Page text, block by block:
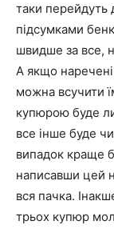
таки перейдуть
підсумками
швидше за все,
А якщо
можна всучити
купюрою буде
все інше буде
випадок краще
написавши цей
вся пачка.
трьох купюр